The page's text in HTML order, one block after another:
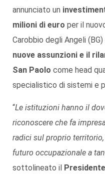
annunciato un
milioni di euro per il
Carobbio degli Angeli
nuove assunzioni e il
San Paolo come head
specialistico di sistemi e
“Le istituzioni hanno il
riconoscere che fa
radici sul proprio
futuro occupazionale a
sottolineato il